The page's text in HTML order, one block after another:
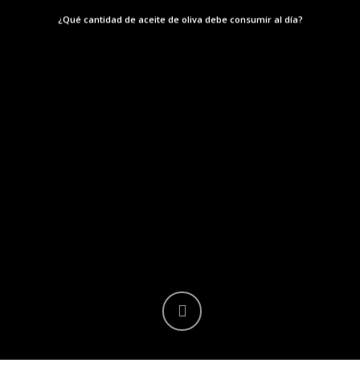
¿Qué cantidad de aceite de oliva debe consumir al día?